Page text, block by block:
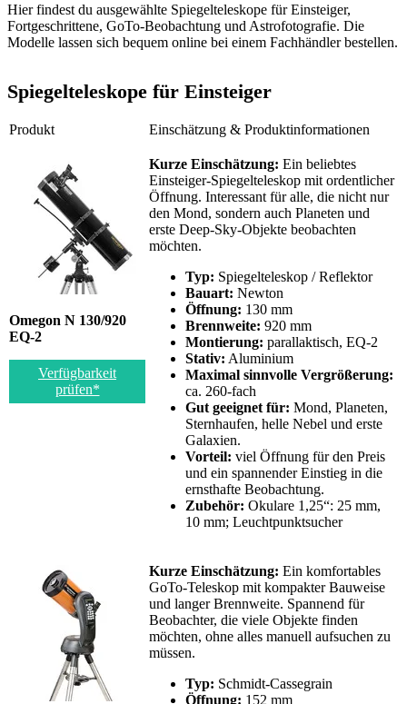
Hier findest du ausgewählte Spiegelteleskope für Einsteiger,
Fortgeschrittene, GoTo-Beobachtung und Astrofotografie. Die
Modelle lassen sich bequem online bei einem Fachhändler bestellen.
Spiegelteleskope für Einsteiger
Produkt Einschätzung & Produktinformationen
Omegon N 130/920
EQ-2
Verfügbarkeit
prüfen*
Kurze Einschätzung: Ein beliebtes
Einsteiger-Spiegelteleskop mit ordentlicher
Öffnung. Interessant für alle, die nicht nur
den Mond, sondern auch Planeten und
erste Deep-Sky-Objekte beobachten
möchten.
Typ: Spiegelteleskop / Reflektor
Bauart: Newton
Öffnung: 130 mm
Brennweite: 920 mm
Montierung: parallaktisch, EQ-2
Stativ: Aluminium
Maximal sinnvolle Vergrößerung:
ca. 260-fach
Gut geeignet für: Mond, Planeten,
Sternhaufen, helle Nebel und erste
Galaxien.
Vorteil: viel Öffnung für den Preis
und ein spannender Einstieg in die
ernsthafte Beobachtung.
Zubehör: Okulare 1,25“: 25 mm,
10 mm; Leuchtpunktsucher
Kurze Einschätzung: Ein komfortables
GoTo-Teleskop mit kompakter Bauweise
und langer Brennweite. Spannend für
Beobachter, die viele Objekte finden
möchten, ohne alles manuell aufsuchen zu
müssen.
Typ: Schmidt-Cassegrain
Öffnung: 152 mm